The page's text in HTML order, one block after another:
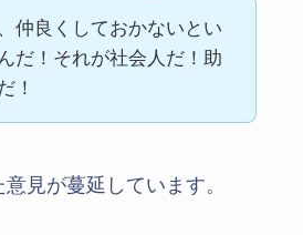
仲良くしておかないとい
だ！それが社会人だ！助
！
見が蔓延しています。